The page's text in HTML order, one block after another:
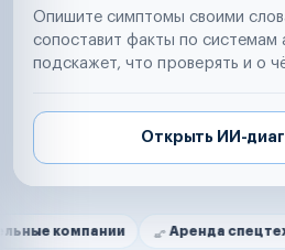
Опишите симптомы своими
сопоставит факты по системам
подскажет, что проверять и о
Открыть ИИ-
Нам доверяют
Аренда спецтехники
Маркетплейсы